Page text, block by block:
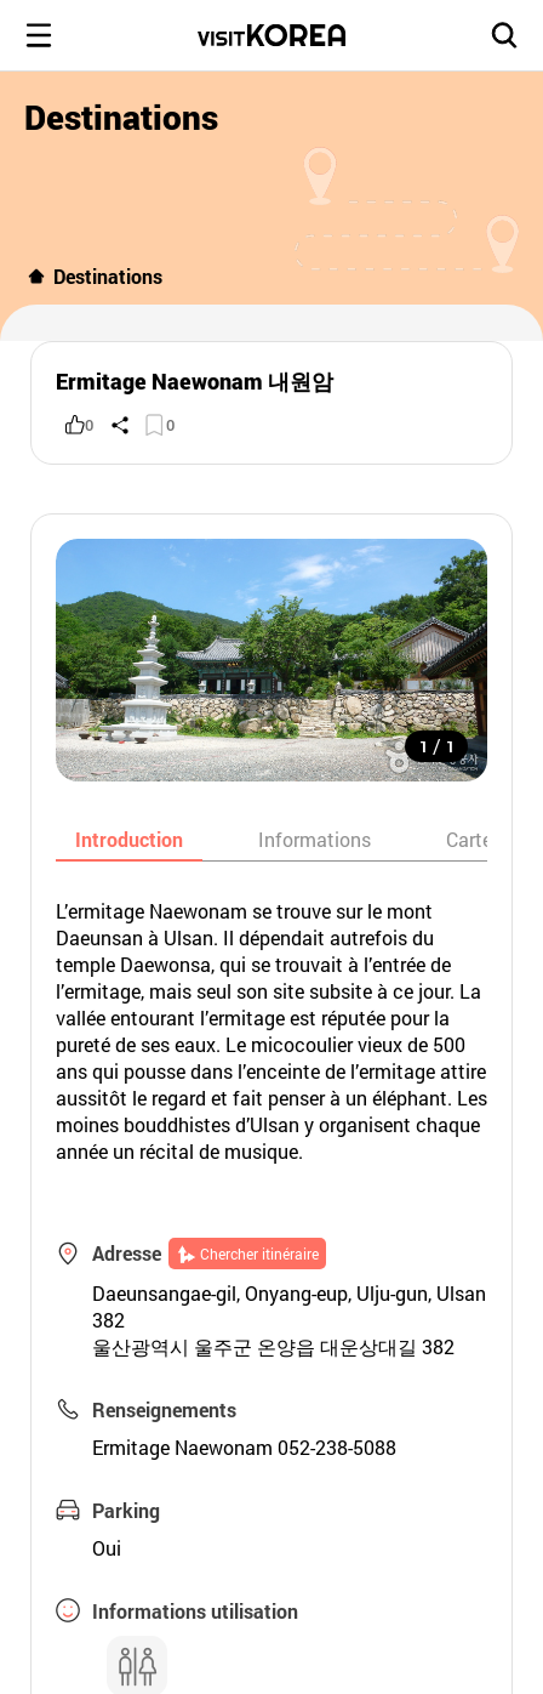
Destinations
Destinations
Ermitage Naewonam 내원암
0 0
1 / 1
Introduction Informations Carte
L’ermitage Naewonam se trouve sur le mont
Daeunsan à Ulsan. Il dépendait autrefois du
temple Daewonsa, qui se trouvait à l’entrée de
l’ermitage, mais seul son site subsite à ce jour. La
vallée entourant l’ermitage est réputée pour la
pureté de ses eaux. Le micocoulier vieux de 500
ans qui pousse dans l’enceinte de l’ermitage attire
aussitôt le regard et fait penser à un éléphant. Les
moines bouddhistes d’Ulsan y organisent chaque
année un récital de musique.
Adresse Chercher itinéraire
Daeunsangae-gil, Onyang-eup, Ulju-gun, Ulsan
382
울산광역시 울주군 온양읍 대운상대길 382
Renseignements
Ermitage Naewonam 052-238-5088
Parking
Oui
Informations utilisation